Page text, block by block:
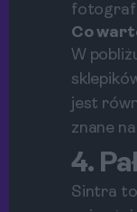
Co
W
jest
znane
4.
Sintra to